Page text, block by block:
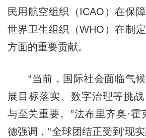
民用航空组织（ICAO）在保
世界卫生组织（WHO）在制
方面的重要贡献。
“当前，国际社会面临气候
展目标落实、数字治理等挑
与至关重要。”法布里齐奥·霍
德强调，“全球团结正受到‘现